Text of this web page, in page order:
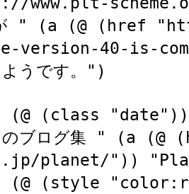
" (a (@ (href
version-40-is-
ようです。")
(@ (class "date"))
のブログ集 " (a
planet/"))
(@ (style